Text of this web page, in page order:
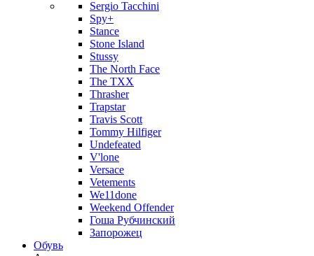
Sergio Tacchini
Spy+
Stance
Stone Island
Stussy
The North Face
The TXX
Thrasher
Trapstar
Travis Scott
Tommy Hilfiger
Undefeated
V'lone
Versace
Vetements
We11done
Weekend Offender
Гоша Рубчинский
Запорожец
Обувь